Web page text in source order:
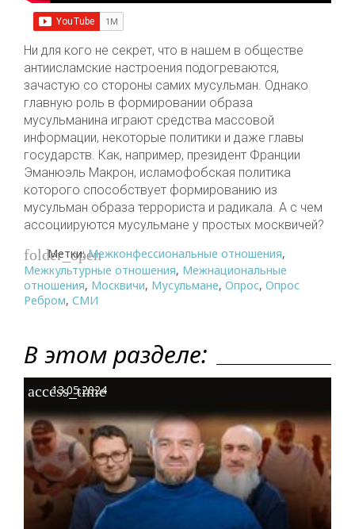
Ни для кого не секрет, что в нашем в обществе
антиисламские настроения подогреваются,
зачастую со стороны самих мусульман. Однако
главную роль в формировании образа
мусульманина играют средства массовой
информации, некоторые политики и даже главы
государств. Как, например, президент Франции
Эманюэль Макрон, исламофобская политика
которого способствует формированию из
мусульман образа террориста и радикала. А с чем
ассоциируются мусульмане у простых москвичей?
folder_open
Метки:Межконфессиональные отношения,
Межкультурные отношения, Межнациональные
отношения, Москвичи, Мусульмане, Опрос, Опрос
Ребром, СМИ
В этом разделе:
access_time
13.05.2024